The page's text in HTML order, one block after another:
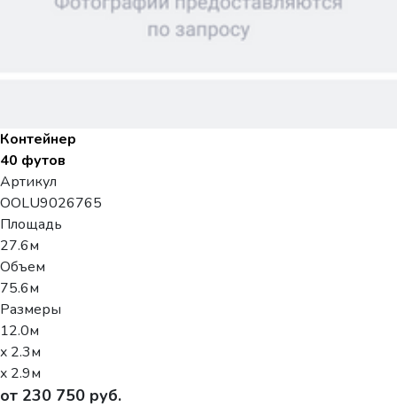
Контейнер
40 футов
Артикул
OOLU9026765
Площадь
27.6м
Объем
75.6м
Размеры
12.0м
x 2.3м
x 2.9м
от 230 750 руб.